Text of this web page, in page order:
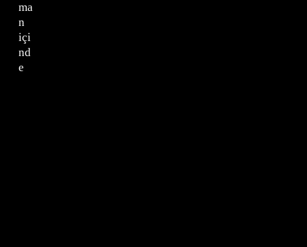
ma
n
içi
nd
e